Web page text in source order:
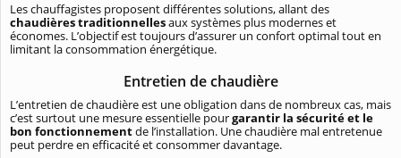
Les chauffagistes proposent différentes solutions, allant des
chaudières traditionnellesaux systèmes plus modernes et
économes. L’objectif est toujours d’assurer un confort optimal tout en
limitant la consommation énergétique.
Entretien de chaudière
L’entretien de chaudière est une obligation dans de nombreux cas, mais
c’est surtout une mesure essentielle pourgarantir la sécurité et le
bon fonctionnementde l’installation. Une chaudière mal entretenue
peut perdre en efficacité et consommer davantage.